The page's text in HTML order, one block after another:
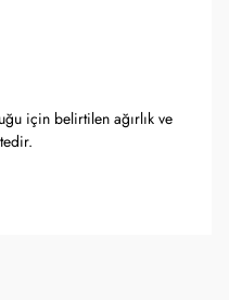
için belirtilen ağırlık ve